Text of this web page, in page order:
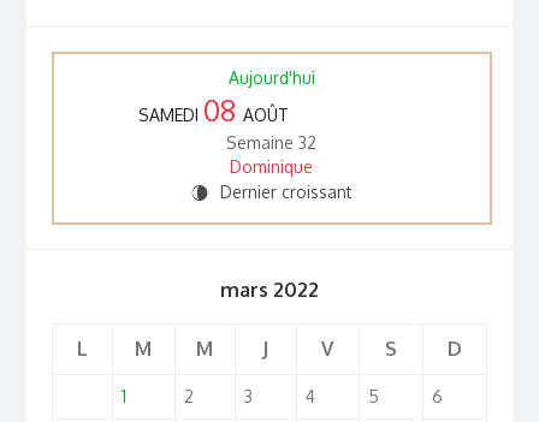
Aujourd'hui
SAMEDI 08 AOÛT
Semaine 32
Dominique
V Dernier croissant
mars 2022
L M M J V S D
1 2 3 4 5 6